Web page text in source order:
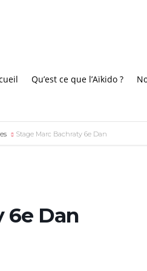
Qu’est ce que l’Aïkido ?
Stage Marc Bachraty 6e Dan
6e Dan